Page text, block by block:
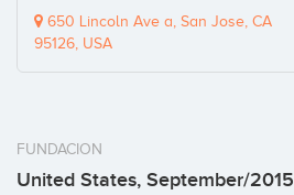
650 Lincoln Ave a, San Jose, CA
95126, USA
FUNDACION
United States, September/2015